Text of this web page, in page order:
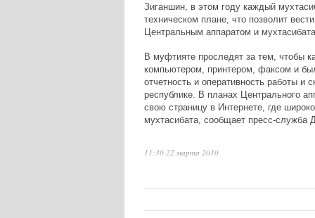
Зиганшин, в этом году каждый
техническом плане, что позволит
Центральным аппаратом и
В муфтияте проследят за тем, чтобы
компьютером, принтером, факсом и
отчетность и оперативность работы и
республике. В планах Центрального
свою страницу в Интернете, где
мухтасибата, сообщает пресс-служба
11:30 22 марта 2010